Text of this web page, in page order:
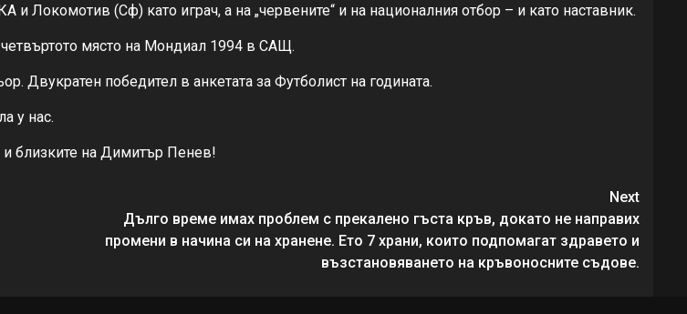
Локомотив (Сф) като играч, а на „червените“ и на националния отбор – и като наставник.
място на Мондиал 1994 в САЩ.
Двукратен победител в анкетата за Футболист на годината.
у нас.
близките на Димитър Пенев!
Next
Дълго време имах проблем с прекалено гъста кръв, докато не направих
промени в начина си на хранене. Ето 7 храни, които подпомагат здравето и
възстановяването на кръвоносните съдове.